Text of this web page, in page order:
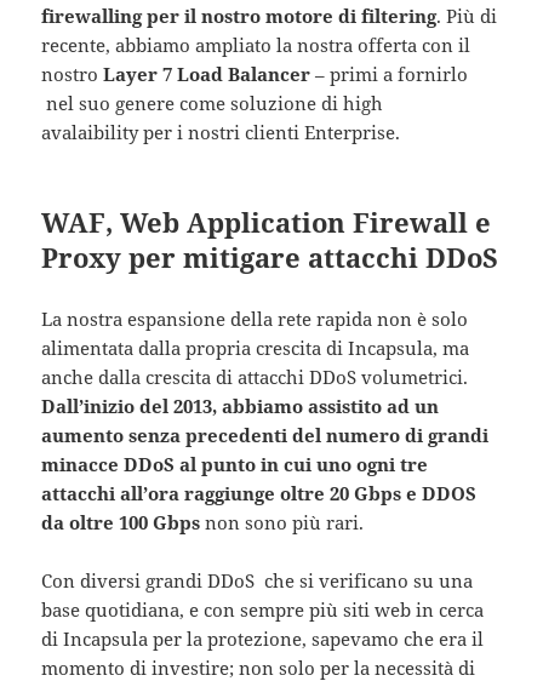
firewalling per il nostro motore di filtering. Più di
recente, abbiamo ampliato la nostra offerta con il
nostroLayer 7 Load Balancer – primi a fornirlo
nel suo genere come soluzione di high
avalaibility per i nostri clienti Enterprise.
WAF, Web Application Firewall e
Proxy per mitigare attacchi DDoS
La nostra espansione della rete rapida non è solo
alimentata dalla propria crescita di Incapsula, ma
anche dalla crescita di attacchi DDoS volumetrici.
Dall’inizio del 2013, abbiamo assistito ad un
aumento senza precedenti del numero di grandi
minacce DDoS al punto in cui uno ogni tre
attacchi all’ora raggiunge oltre 20 Gbps e DDOS
da oltre 100 Gbps non sono più rari.
Con diversi grandi DDoS che si verificano su una
base quotidiana, e con sempre più siti web in cerca
di Incapsula per la protezione, sapevamo che era il
momento di investire; non solo per la necessità di